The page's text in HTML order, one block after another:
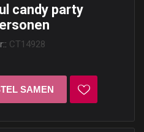
candy party
CT14928